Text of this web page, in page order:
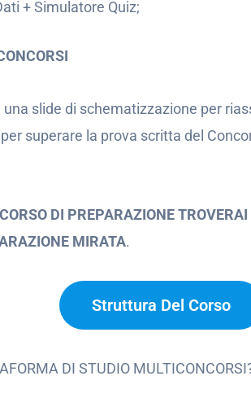
+ Simulatore Quiz;
slide di schematizzazione per
superare la prova scritta del
DI PREPARAZIONE
MIRATA.
Struttura Del Corso
DI STUDIO